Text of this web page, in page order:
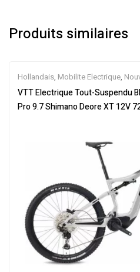
Produits similaires
Hollandais, Mobilite Electrique,
Tout-Suspendus ,Vélo électrique
Électriques
VTT Electrique Tout-Suspendu
Pro 9.7 Shimano Deore XT 12V